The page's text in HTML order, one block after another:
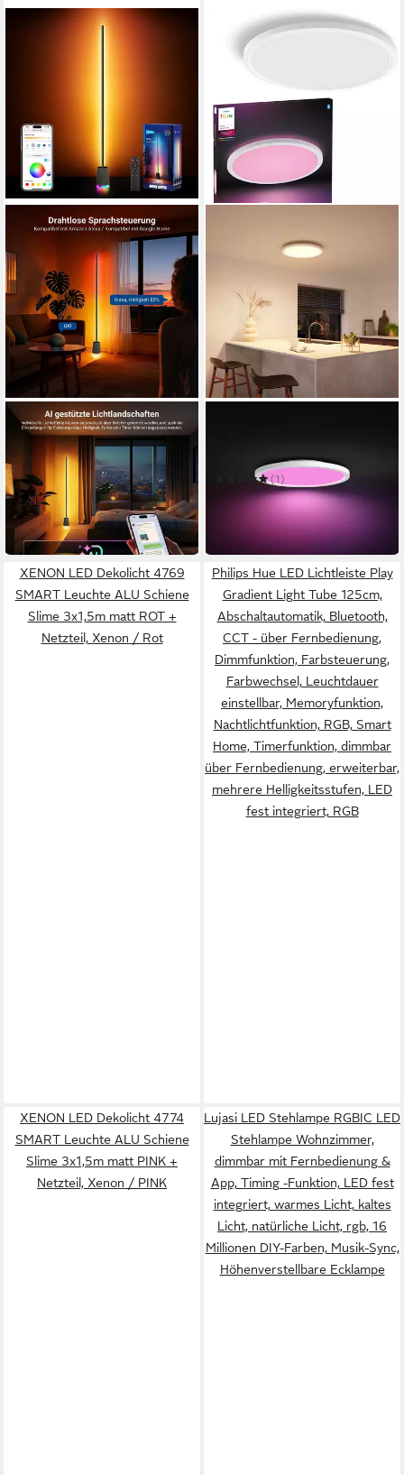
NEEWER
LED Stehlampe NF06 Smart
LED Stehlampe, 1500lm
RGBCW, mit Alexa Google
App Steuerung
103,99 € UVP 122,99 €
-15%
in 2-3 Werktagen bei dir
Ambiance Devote
Panelleuchte rund, 43 cm
(1)
ab 107,99 € UVP129,99 €
in 6-8 Werktagen bei dir
XENON LED Dekolicht 4769
SMART Leuchte ALU Schiene
Slime 3x1,5m matt ROT +
Netzteil, Xenon / Rot
Philips Hue LED Lichtleiste Play
Gradient Light Tube 125cm,
Abschaltautomatik, Bluetooth,
CCT - über Fernbedienung,
Dimmfunktion, Farbsteuerung,
Farbwechsel, Leuchtdauer
einstellbar, Memoryfunktion,
Nachtlichtfunktion, RGB, Smart
Home, Timerfunktion, dimmbar
über Fernbedienung, erweiterbar,
mehrere Helligkeitsstufen, LED
fest integriert, RGB
XENON LED Dekolicht 4774
SMART Leuchte ALU Schiene
Slime 3x1,5m matt PINK +
Netzteil, Xenon / PINK
Lujasi LED Stehlampe RGBIC LED
Stehlampe Wohnzimmer,
dimmbar mit Fernbedienung &
App, Timing -Funktion, LED fest
integriert, warmes Licht, kaltes
Licht, natürliche Licht, rgb, 16
Millionen DIY-Farben, Musik-Sync,
Höhenverstellbare Ecklampe